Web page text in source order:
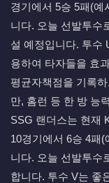
경기에서 5승 5패(예
니다. 오늘 선발투수
설 예정입니다. 투수
용하여 타자들을 효
평균자책점을 기록
만, 홈런 등 한 방 능
SSG 랜더스는 현재
10경기에서 6승 4패
니다. 오늘 선발투수
합니다. 투수 V는 좋